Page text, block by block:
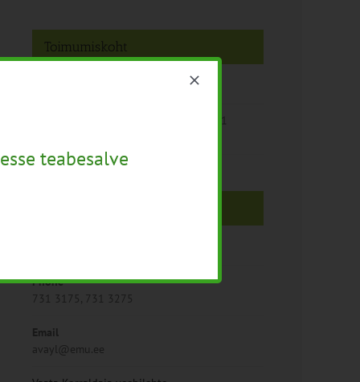
Toimumiskoht
Eesti Maaülikool Fr. R. Kreutzwaldi 56/1
Phone
731 3175, 731 3275
Email
avayl@emu.ee
teabesalve